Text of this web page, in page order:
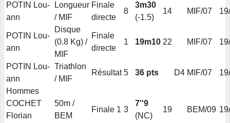
POTIN Lou-
ann
Longueur
/ MIF
Finale
directe
8
3m30
(-1.5)
14 MIF/07
POTIN Lou-
ann
Disque
(0.8 Kg) /
MIF
Finale
directe
1 19m10 22 MIF/07
POTIN Lou-
ann
Triathlon
/ MIF
Résultat 5 36 pts D4 MIF/07
Hommes
COCHET
Florian
50m /
BEM
Finale 1 3
7''9
(NC)
19 BEM/09